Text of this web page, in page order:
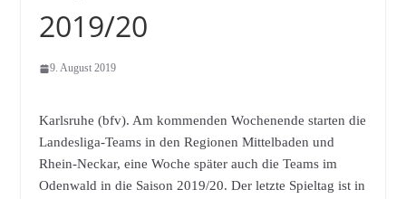
2019/20
9. August 2019
Karlsruhe (bfv). Am kommenden Wochenende starten die
Landesliga-Teams in den Regionen Mittelbaden und
Rhein-Neckar, eine Woche später auch die Teams im
Odenwald in die Saison 2019/20. Der letzte Spieltag ist in